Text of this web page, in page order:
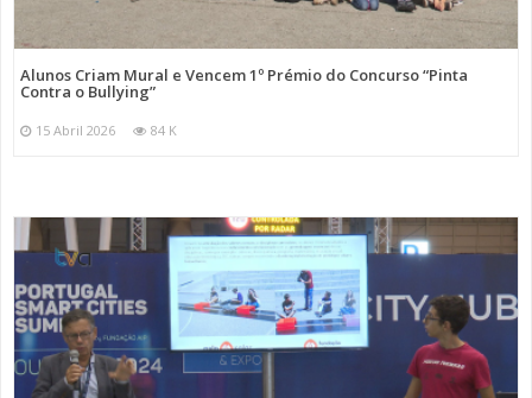
Alunos Criam Mural e Vencem 1º Prémio do Concurso “Pinta
Contra o Bullying”
15 Abril 2026 84 K